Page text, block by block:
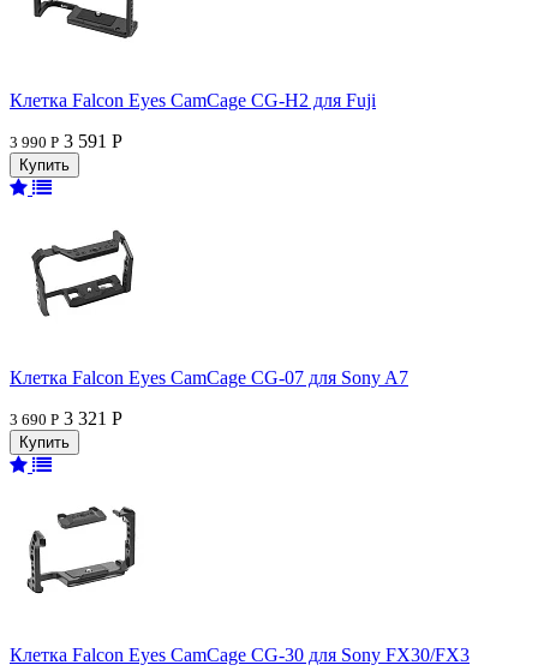
Клетка Falcon Eyes CamCage CG-H2 для Fuji
3 990 Р 3 591 Р
Клетка Falcon Eyes CamCage CG-07 для Sony A7
3 690 Р 3 321 Р
Клетка Falcon Eyes CamCage CG-30 для Sony FX30/FX3